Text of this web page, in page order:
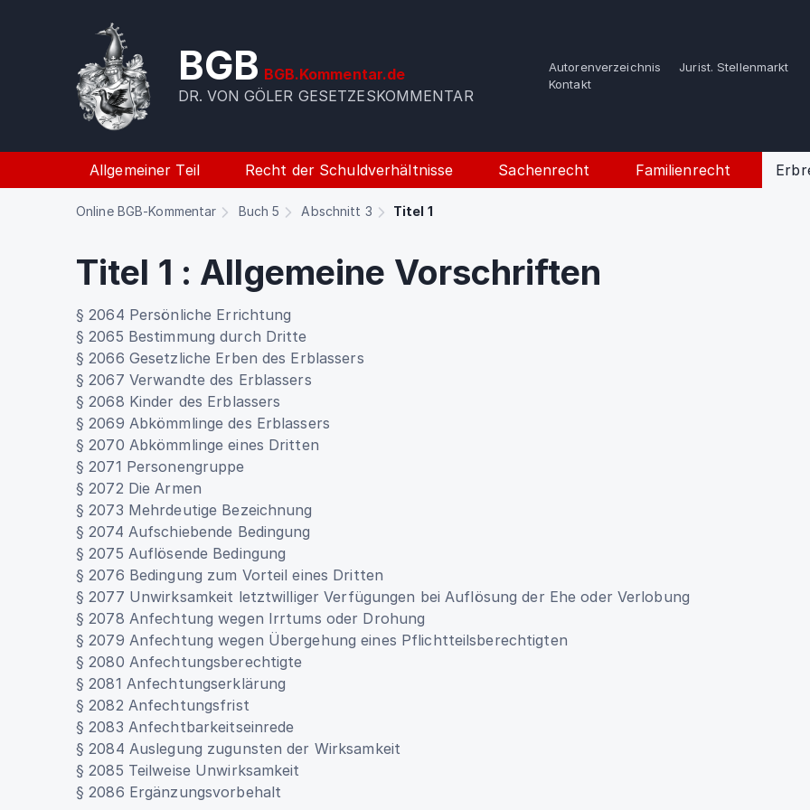
BGB BGB.Kommentar.de
DR. VON GÖLER GESETZESKOMMENTAR
Autorenverzeichnis
Jurist. Stellenmarkt
Kontakt
Allgemeiner Teil Recht der Schuldverhältnisse Sachenrecht Familienrecht
Online BGB-Kommentar Buch 5 Abschnitt 3 Titel 1
Titel 1 : Allgemeine Vorschriften
§ 2064 Persönliche Errichtung
§ 2065 Bestimmung durch Dritte
§ 2066 Gesetzliche Erben des Erblassers
§ 2067 Verwandte des Erblassers
§ 2068 Kinder des Erblassers
§ 2069 Abkömmlinge des Erblassers
§ 2070 Abkömmlinge eines Dritten
§ 2071 Personengruppe
§ 2072 Die Armen
§ 2073 Mehrdeutige Bezeichnung
§ 2074 Aufschiebende Bedingung
§ 2075 Auflösende Bedingung
§ 2076 Bedingung zum Vorteil eines Dritten
§ 2077 Unwirksamkeit letztwilliger Verfügungen bei Auflösung der Ehe oder Verlobung
§ 2078 Anfechtung wegen Irrtums oder Drohung
§ 2079 Anfechtung wegen Übergehung eines Pflichtteilsberechtigten
§ 2080 Anfechtungsberechtigte
§ 2081 Anfechtungserklärung
§ 2082 Anfechtungsfrist
§ 2083 Anfechtbarkeitseinrede
§ 2084 Auslegung zugunsten der Wirksamkeit
§ 2085 Teilweise Unwirksamkeit
§ 2086 Ergänzungsvorbehalt